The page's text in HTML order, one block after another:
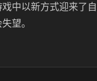
中以新方式迎来了
望。